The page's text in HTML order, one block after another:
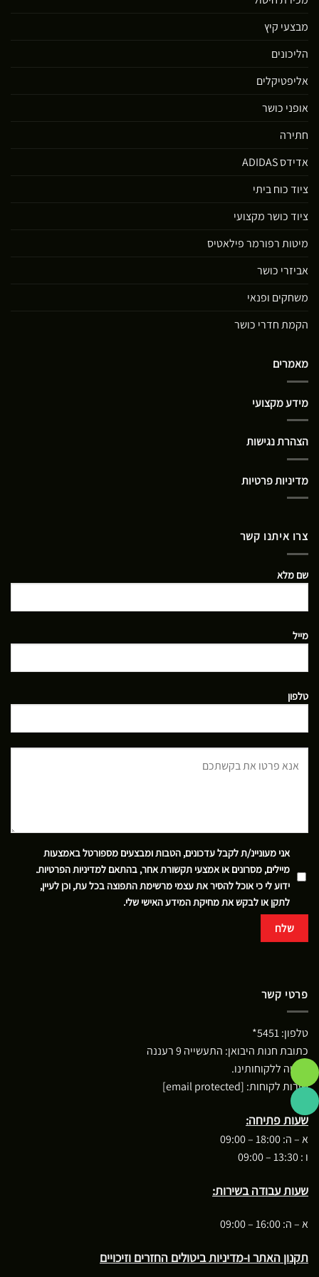
מבצעי קיץ
הליכונים
אליפטיקלים
אופני כושר
חתירה
אדידס ADIDAS
ציוד כוח ביתי
ציוד כושר מקצועי
מיטות רפורמר פילאטיס
אביזרי כושר
משחקים ופנאי
הקמת חדרי כושר
מאמרים
מידע מקצועי
הצהרת נגישות
מדיניות פרטיות
צרו איתנו קשר
שם מלא
מייל
טלפון
אני מעוניינ/ת לקבל עדכונים, הטבות ומבצעים מספורטל באמצעות
מיילים, מסרונים או אמצעי תקשורת אחר, בהתאם למדיניות הפרטיות.
ידוע לי כי אוכל להסיר את עצמי מרשימת התפוצה בכל עת, וכן לעיין,
לתקן או לבקש את מחיקת המידע האישי שלי.
פרטי קשר
טלפון:5451*
כתובת חנות היבואן: התעשייה 9 רעננה
*חניה ללקוחותינו.
שירות לקוחות: [email protected]
שעות פתיחה:
א – ה: 18:00 – 09:00
ו : 13:30 – 09:00
שעות עבודה בשירות:
א – ה: 16:00 – 09:00
תקנון האתר ו-מדיניות ביטולים החזרים וזיכויים